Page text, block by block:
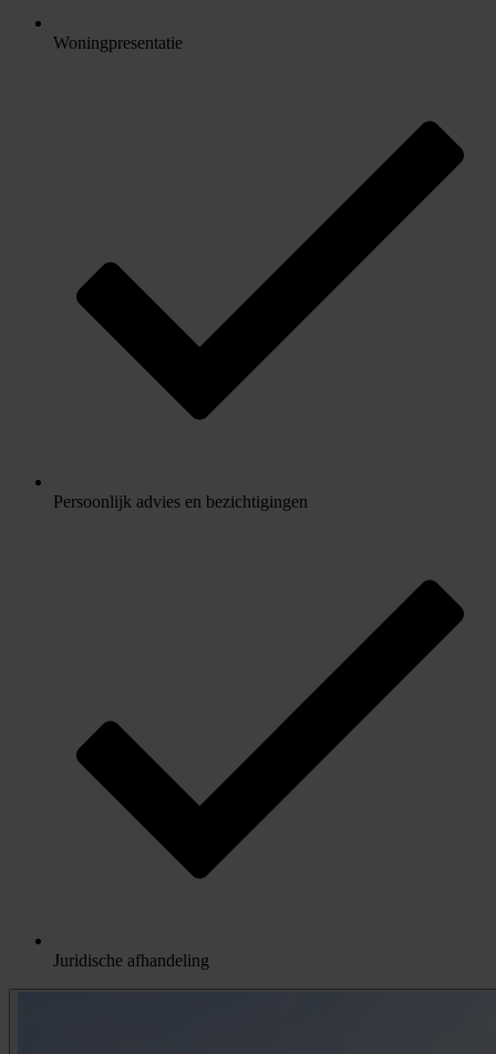
Woningpresentatie
Persoonlijk advies en bezichtigingen
Juridische afhandeling